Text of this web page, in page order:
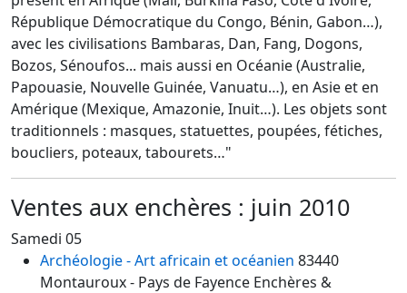
République Démocratique du Congo, Bénin, Gabon…),
avec les civilisations Bambaras, Dan, Fang, Dogons,
Bozos, Sénoufos... mais aussi en Océanie (Australie,
Papouasie, Nouvelle Guinée, Vanuatu…), en Asie et en
Amérique (Mexique, Amazonie, Inuit…). Les objets sont
traditionnels : masques, statuettes, poupées, fétiches,
boucliers, poteaux, tabourets…"
Ventes aux enchères : juin 2010
Samedi 05
Archéologie - Art africain et océanien 83440
Montauroux- Pays de Fayence Enchères &